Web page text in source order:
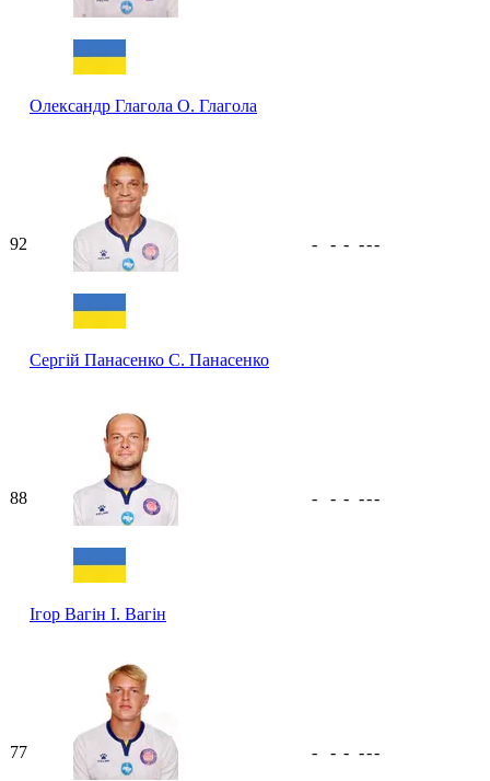
Олександр Глагола О. Глагола
92
Сергій Панасенко С. Панасенко
- - - ---
88
Ігор Вагін І. Вагін
- - - ---
77 - - - ---